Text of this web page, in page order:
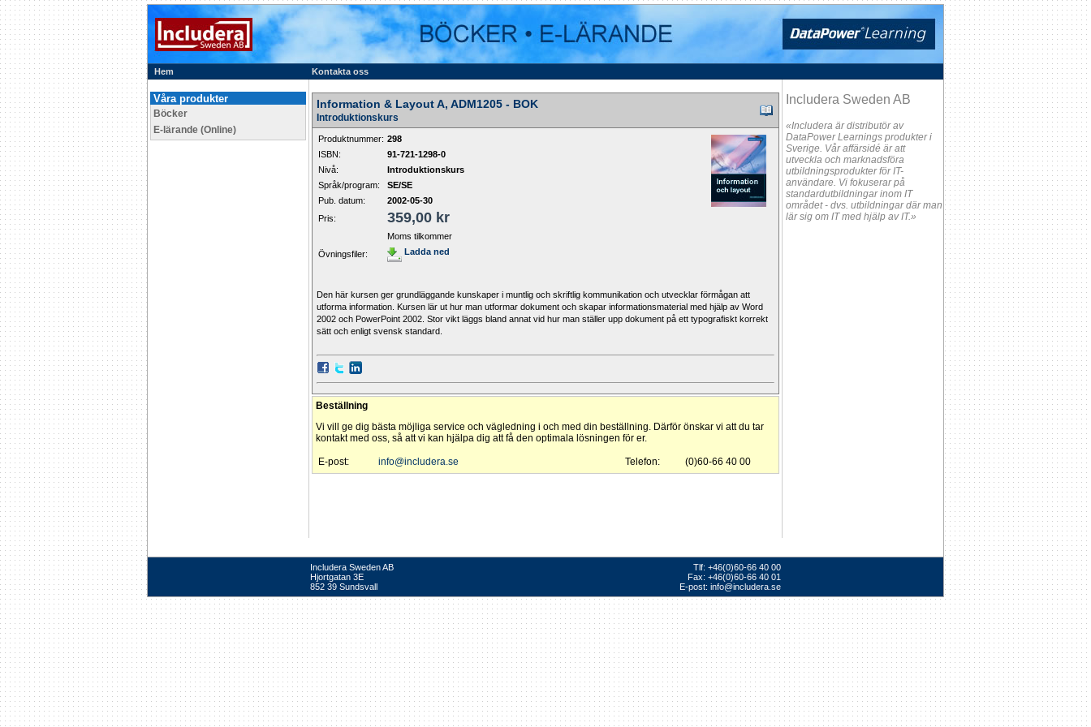
Hem Kontakta oss
Våra produkter
Böcker
E-lärande (Online)
Information & Layout A, ADM1205 - BOK
Introduktionskurs
Produktnummer: 298
ISBN:
91-721-1298-0
Nivå:
Introduktionskurs
Språk/program:
SE/SE
Pub. datum:
2002-05-30
Pris:
359,00 kr
Moms tilkommer
Övningsfiler:
Ladda ned
Den här kursen ger grundläggande kunskaper i muntlig och skriftlig kommunikation och utvecklar förmågan att
utforma information. Kursen lär ut hur man utformar dokument och skapar informationsmaterial med hjälp av Word
2002 och PowerPoint 2002. Stor vikt läggs bland annat vid hur man ställer upp dokument på ett typografiskt korrekt
sätt och enligt svensk standard.
Beställning
Vi vill ge dig bästa möjliga service och vägledning i och med din beställning. Därför önskar vi att du tar
kontakt med oss, så att vi kan hjälpa dig att få den optimala lösningen för er.
E-post: info@includera.se Telefon: (0)60-66 40 00
Includera Sweden AB
«Includera är distributör av
DataPower Learnings produkter i
Sverige. Vår affärsidé är att
utveckla och marknadsföra
utbildningsprodukter för IT-
användare. Vi fokuserar på
standardutbildningar inom IT
området - dvs. utbildningar där man
lär sig om IT med hjälp av IT.»
Includera Sweden AB
Hjortgatan 3E
852 39 Sundsvall
Tlf: +46(0)60-66 40 00
Fax: +46(0)60-66 40 01
E-post: info@includera.se